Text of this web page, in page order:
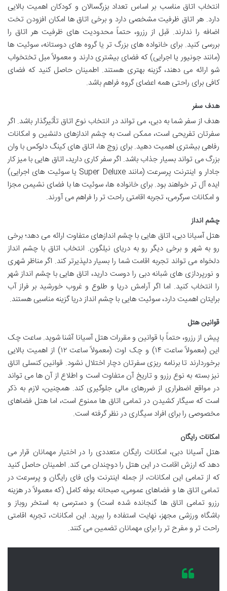
انتخاب اتاق مناسب بر اساس تعداد بزرگسالان و کودکان اهمیت بالایی
دارد. هر اتاق ظرفیت مشخصی دارد و برخی اتاق ها امکان افزودن تخت
اضافه را ندارند. قبل از رزرو، حتماً محدودیت های ظرفیت هر اتاق را
بررسی کنید. برای خانواده های بزرگ تر یا گروه های دوستانه، سوئیت ها
(مانند جونیور یا اجرایی) که فضای بیشتری دارند و معمولاً مبل تختخواب
شو ارائه می دهند، گزینه بهتری هستند. اطمینان حاصل کنید که فضای
کافی برای راحتی همه اعضای گروه فراهم باشد.
هدف سفر
هدف از سفر شما به دبی، می تواند در انتخاب نوع اتاق تأثیرگذار باشد. اگر
سفرتان تفریحی است، ممکن است به چشم اندازهای دلنشین و امکانات
رفاهی بیشتری اهمیت دهید. برای زوج ها، اتاق های کینگ دلوکس با وان
بزرگ می تواند بسیار جذاب باشد. اگر سفر کاری دارید، اتاق هایی با میز کار
جادار و اینترنت پرسرعت (مانند Super Deluxe یا سوئیت های اجرایی)
ایده آل تر خواهند بود. برای خانواده ها، سوئیت ها با فضای نشیمن مجزا
و امکانات سرگرمی، تجربه اقامتی راحت تر را فراهم می آورند.
چشم انداز
هتل آسیانا دبی، اتاق هایی با چشم اندازهای متفاوت ارائه می دهد؛ برخی
رو به شهر و برخی دیگر رو به دریای نیلگون. انتخاب اتاق با چشم انداز
دلخواه می تواند تجربه اقامت شما را بسیار دلپذیرتر کند. اگر مناظر شهری
و نورپردازی های شبانه دبی را دوست دارید، اتاق هایی با چشم انداز شهر
را انتخاب کنید. اما اگر آرامش دریا و طلوع و غروب خورشید بر فراز آب
برایتان اهمیت دارد، سوئیت هایی با چشم انداز دریا گزینه مناسبی هستند.
قوانین هتل
پیش از رزرو، حتماً با قوانین و مقررات هتل آسیانا آشنا شوید. ساعت چک
این (معمولاً ساعت ۱۴) و چک اوت (معمولاً ساعت ۱۲) از اهمیت بالایی
برخوردارند تا برنامه ریزی سفرتان دچار اختلال نشود. قوانین کنسلی اتاق
نیز بسته به نوع رزرو و تاریخ آن متفاوت است و اطلاع از آن ها می تواند
در مواقع اضطراری از ضررهای مالی جلوگیری کند. همچنین، لازم به ذکر
است که سیگار کشیدن در تمامی اتاق ها ممنوع است، اما هتل فضاهای
مخصوصی را برای افراد سیگاری در نظر گرفته است.
امکانات رایگان
هتل آسیانا دبی، امکانات رایگان متعددی را در اختیار مهمانان قرار می
دهد که ارزش اقامت در این هتل را دوچندان می کند. اطمینان حاصل کنید
که از تمامی این امکانات، از جمله اینترنت وای فای رایگان و پرسرعت در
تمامی اتاق ها و فضاهای عمومی، صبحانه بوفه کامل (که معمولاً در هزینه
رزرو تمامی اتاق ها گنجانده شده است) و دسترسی به استخر روباز و
باشگاه ورزشی مجهز، نهایت استفاده را ببرید. این امکانات، تجربه اقامتی
راحت تر و مفرح تر را برای مهمانان تضمین می کنند.